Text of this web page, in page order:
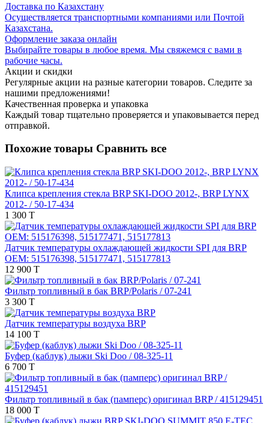
Доставка по Казахстану
Осуществляется транспортными компаниями или Почтой
Казахстана.
Оформление заказа онлайн
Выбирайте товары в любое время. Мы свяжемся с вами в
рабочие часы.
Акции и скидки
Регулярные акции на разные категории товаров. Следите за
нашими предложениями!
Качественная проверка и упаковка
Каждый товар тщательно проверяется и упаковывается перед
отправкой.
Похожие товары Сравнить все
Клипса крепления стекла BRP SKI-DOO 2012-, BRP LYNX
2012- / 50-17-434
1 300 T
Датчик температуры охлаждающей жидкости SPI для BRP
OEM: 515176398, 515177471, 515177813
12 900 T
Фильтр топливный в бак BRP/Polaris / 07-241
3 300 T
Датчик температуры воздуха BRP
14 100 T
Буфер (каблук) лыжи Ski Doo / 08-325-11
6 700 T
Фильтр топливный в бак (памперс) оригинал BRP / 415129451
18 000 T